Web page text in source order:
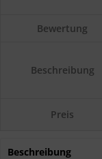
Bewertung
Beschreibung
Preis
Beschreibung